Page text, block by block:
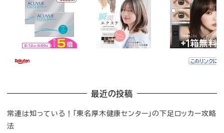
最近の投稿
常連は知っている！「東名厚木健康センター」の下足ロッカー攻略
法